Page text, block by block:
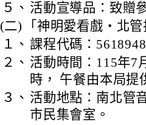
５、 活動宣導品：致贈
(二)
「神明愛看戲‧北
１、 課程代碼：5618948
２、 活動時間：115年7
時， 午餐由本局提
３、 活動地點：南北管
市民集會室。